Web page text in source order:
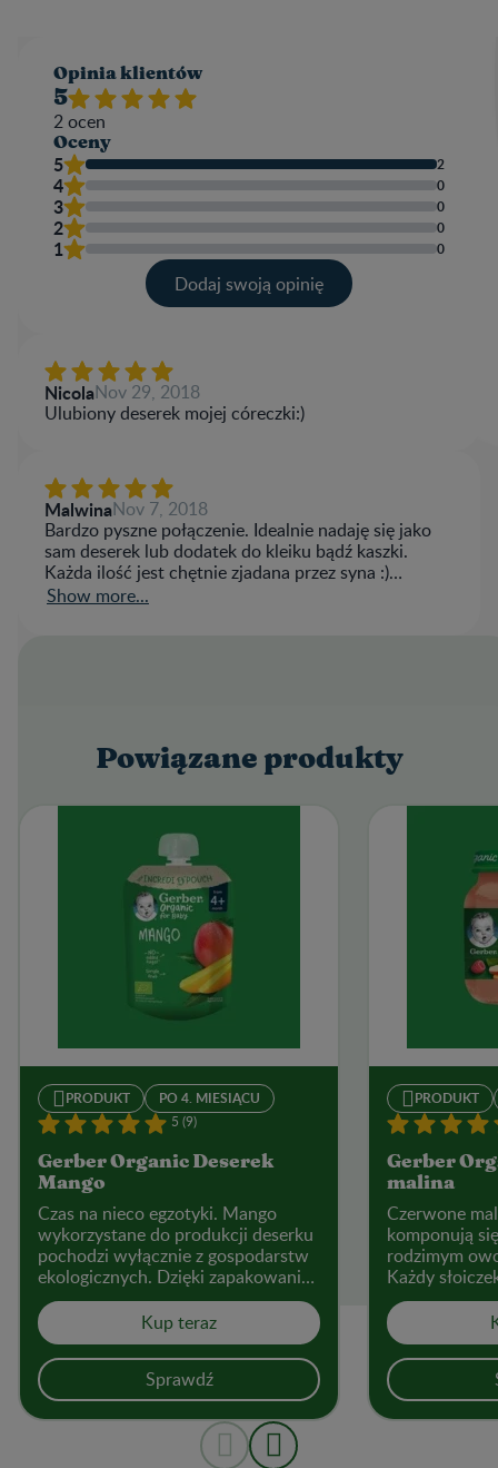
Opinia klientów​
5
2ocen
Oceny
5 2
4 0
3 0
2 0
1 0
Dodaj swoją opinię​
Nazwa użytkownika
NicolaNov 29, 2018
Ulubiony deserek mojej córeczki:)
MalwinaNov 7, 2018
Bardzo pyszne połączenie. Idealnie nadaję się jako
sam deserek lub dodatek do kleiku bądź kaszki.
Każda ilość jest chętnie zjadana przez syna :)
polecam
Show more...
Powiązane produkty
PRODUKT PO 4. MIESIĄCU
5 (9)
Gerber Organic Deserek
Mango
Czas na nieco egzotyki. Mango
wykorzystane do produkcji deserku
pochodzi wyłącznie z gospodarstw
ekologicznych. Dzięki zapakowaniu
musu w wygodną tubkę, nauka
smaków stała się jeszcze łatwiejsza.
Każda porcja zawiera ponad 1,7 g
naturalnego błonnika
pokarmowego.
Kup teraz
Sprawdź
PRODUKT
Gerber
malina
Czerwone
komponują
rodzimym
Każdy
błonnika,
z owoców.